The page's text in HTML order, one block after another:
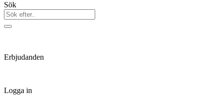
Sök
Erbjudanden
Logga in